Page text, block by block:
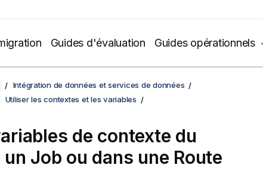
Guides d'évaluation Guides opérationnels
Intégration de données et services de données
Utiliser les contextes et les variables
de contexte du
Job ou dans une Route